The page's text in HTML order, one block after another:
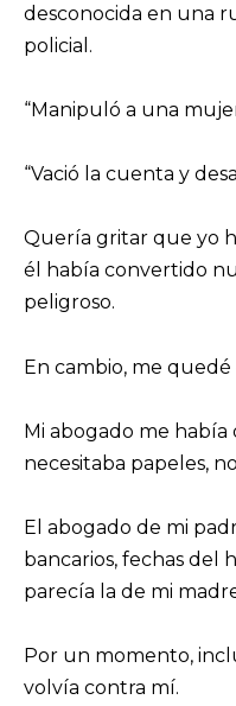
desconocida en una
policial.
“Manipuló a una
“Vació la cuenta y
Quería gritar que yo
él había convertido
peligroso.
En cambio, me quedé
Mi abogado me
necesitaba papeles,
El abogado de mi
bancarios, fechas del
parecía la de mi
Por un momento,
volvía contra mí.